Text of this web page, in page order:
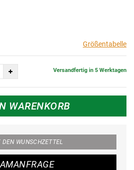
Größentabelle
Versandfertig in 5 Werktagen
WARENKORB
DEN WUNSCHZETTEL